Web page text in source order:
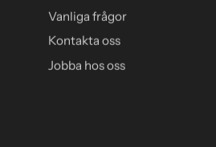
Vanliga frågor
Kontakta oss
Jobba hos oss